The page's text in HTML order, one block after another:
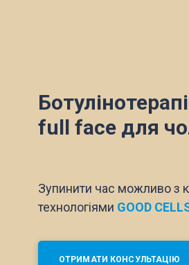
full face для
Зупинити час можливо з
технологіями GOOD
ОТРИМАТИ КОНСУЛЬТАЦІЮ